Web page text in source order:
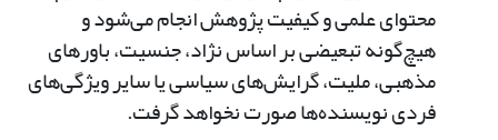
محتوای علمی و کیفیت پژوهش انجام می‌شود و
هیچ‌گونه تبعیضی بر اساس نژاد، جنسیت، باورهای
مذهبی، ملیت، گرایش‌های سیاسی یا سایر ویژگی‌های
فردی نویسنده‌ها صورت نخواهد گرفت.